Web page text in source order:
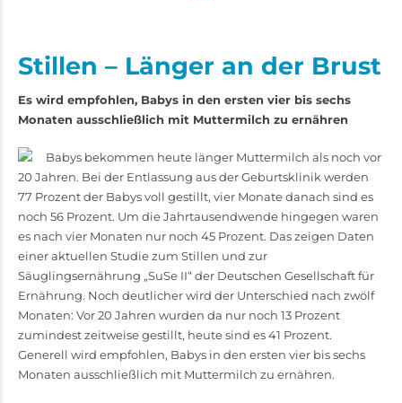
Stillen – Länger an der Brust
Es wird empfohlen, Babys in den ersten vier bis sechs
Monaten ausschließlich mit Muttermilch zu ernähren
Babys bekommen heute länger Muttermilch als noch vor
20 Jahren. Bei der Entlassung aus der Geburtsklinik werden
77 Prozent der Babys voll gestillt, vier Monate danach sind es
noch 56 Prozent. Um die Jahrtausendwende hingegen waren
es nach vier Monaten nur noch 45 Prozent. Das zeigen Daten
einer aktuellen Studie zum Stillen und zur
Säuglingsernährung „SuSe II“ der Deutschen Gesellschaft für
Ernährung. Noch deutlicher wird der Unterschied nach zwölf
Monaten: Vor 20 Jahren wurden da nur noch 13 Prozent
zumindest zeitweise gestillt, heute sind es 41 Prozent.
Generell wird empfohlen, Babys in den ersten vier bis sechs
Monaten ausschließlich mit Muttermilch zu ernähren.